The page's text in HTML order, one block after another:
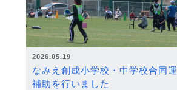
2026.05.19
なみえ創成小学校・中学校合同
補助を行いました